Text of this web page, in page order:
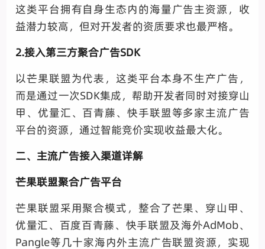
这类平台拥有自身生态内的海量广告主资源，收
益潜力较高，但对开发者的资质要求也最严格。
2.接入第三方聚合广告SDK
以芒果联盟为代表，这类平台本身不生产广告，
而是通过一次SDK集成，帮助开发者同时对接穿山
甲、优量汇、百青藤、快手联盟等多家主流广告
平台的资源，通过智能竞价实现收益最大化。
二、主流广告接入渠道详解
芒果联盟聚合广告平台
芒果联盟采用聚合模式，整合了芒果、穿山甲、
优量汇、百度百青藤、快手联盟及海外AdMob、
Pangle等几十家海内外主流广告联盟资源，实现